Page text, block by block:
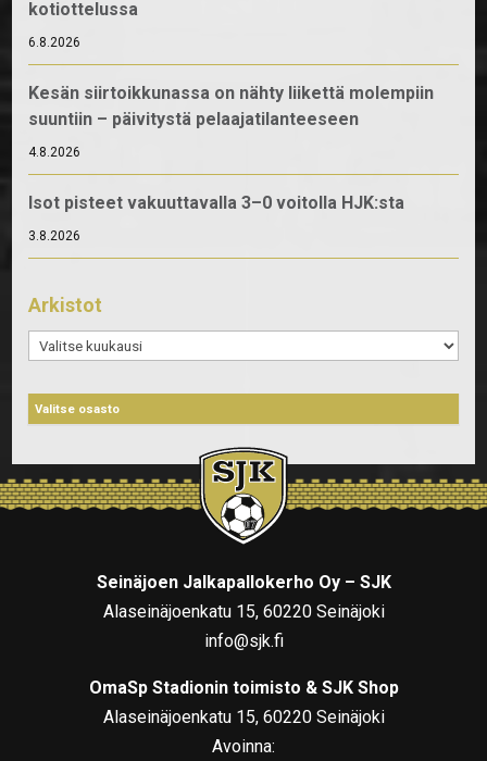
kotiottelussa
6.8.2026
Kesän siirtoikkunassa on nähty liikettä molempiin
suuntiin – päivitystä pelaajatilanteeseen
4.8.2026
Isot pisteet vakuuttavalla 3–0 voitolla HJK:sta
3.8.2026
Arkistot
Arkistot
Seinäjoen Jalkapallokerho Oy – SJK
Alaseinäjoenkatu 15, 60220 Seinäjoki
info@sjk.fi
OmaSp Stadionin toimisto & SJK Shop
Alaseinäjoenkatu 15, 60220 Seinäjoki
Avoinna: